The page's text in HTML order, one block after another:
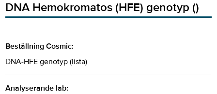
DNA Hemokromatos (HFE) genotyp ()
Beställning Cosmic:
DNA-HFE genotyp (lista)
Analyserande lab: